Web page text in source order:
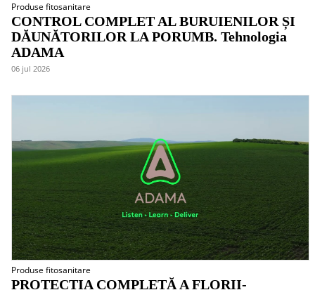
Produse fitosanitare
CONTROL COMPLET AL BURUIENILOR ȘI
DĂUNĂTORILOR LA PORUMB. Tehnologia
ADAMA
06 jul 2026
Produse fitosanitare
PROTECȚIA COMPLETĂ A FLORII-